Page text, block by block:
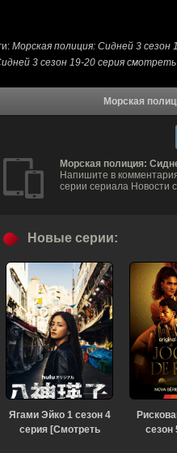
Морская полиция: Сидней 3 сезон
3 сезон 19-20 серия
Морская
Морская полиция:
Напишите в
серии сериала Новости
Новые серии:
Ягами Эйко 1 сезон 4
серия [Смотреть
сезон